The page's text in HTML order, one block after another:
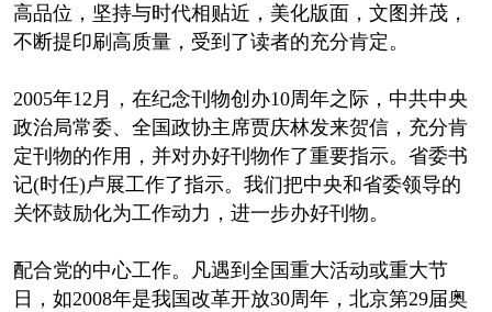
高品位，坚持与时代相贴近，美化版面，文图并茂，
不断提印刷高质量，受到了读者的充分肯定。
2005年12月，在纪念刊物创办10周年之际，中共中央
政治局常委、全国政协主席贾庆林发来贺信，充分肯
定刊物的作用，并对办好刊物作了重要指示。省委书
记(时任)卢展工作了指示。我们把中央和省委领导的
关怀鼓励化为工作动力，进一步办好刊物。
配合党的中心工作。凡遇到全国重大活动或重大节
日，如2008年是我国改革开放30周年，北京第29届奥